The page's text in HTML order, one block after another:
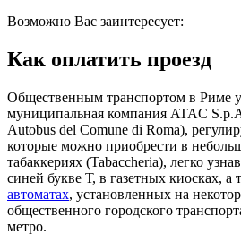
Возможно Вас заинтересует:
Как оплатить проезд
Общественным транспортом в Риме
муниципальная компания ATAC
Autobus del Comune di Roma),
которые можно приобрести в
табаккериях (Tabaccheria), легко
синей букве Т, в газетных киосках, а
автоматах, установленных на
общественного городского
метро.